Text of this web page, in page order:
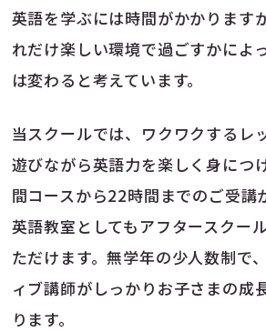
英語を学ぶには時間がかかります
れだけ楽しい環境で過ごすかによ
は変わると考えています。
当スクールでは、ワクワクするレ
遊びながら英語力を楽しく身につ
間コースから22時間までのご受講
英語教室としてもアフタースクー
ただけます。無学年の少人数制で
ィブ講師がしっかりお子さまの成
ります。